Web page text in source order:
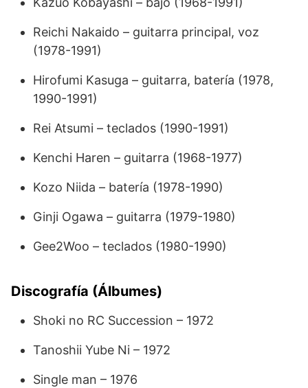
Reichi Nakaido – guitarra principal, voz
(1978-1991)
Hirofumi Kasuga – guitarra, batería (1978,
1990-1991)
Rei Atsumi – teclados (1990-1991)
Kenchi Haren – guitarra (1968-1977)
Kozo Niida – batería (1978-1990)
Ginji Ogawa – guitarra (1979-1980)
Gee2Woo – teclados (1980-1990)
Discografía (Álbumes)
Shoki no RC Succession – 1972
Tanoshii Yube Ni – 1972
Single man – 1976